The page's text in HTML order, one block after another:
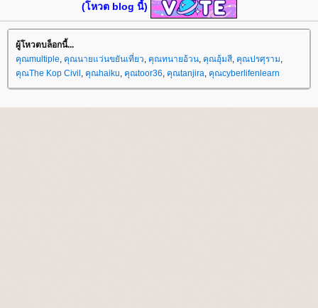
(โหวต blog นี้)
ผู้โหวตบล็อกนี้...
คุณmultiple, คุณนายแว่นขยันเที่ยว, คุณทนายอ้วน, คุณอุ้มสี, คุณปรศุราม,
คุณThe Kop Civil , คุณhaiku, คุณtoor36, คุณtanjira, คุณcyberlifenlearn